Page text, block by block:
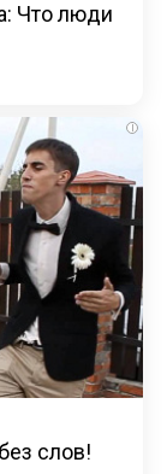
Что люди
i
слов!